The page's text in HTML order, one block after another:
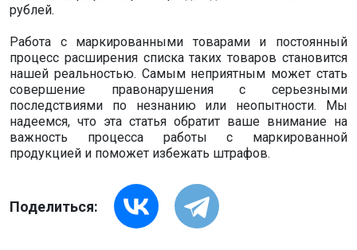
рублей.
Работа с маркированными товарами и постоянный
процесс расширения списка таких товаров становится
нашей реальностью. Самым неприятным может стать
совершение правонарушения с серьезными
последствиями по незнанию или неопытности. Мы
надеемся, что эта статья обратит ваше внимание на
важность процесса работы с маркированной
продукцией и поможет избежать штрафов.
Поделиться: